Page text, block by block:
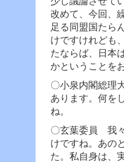
改めて、今回、
足る同盟国たら
けですけれども
たならば、日本
かということを
〇小泉内閣総理
あります。何を
ね。
〇玄葉委員 我
けですね。あの
た。私自身は、